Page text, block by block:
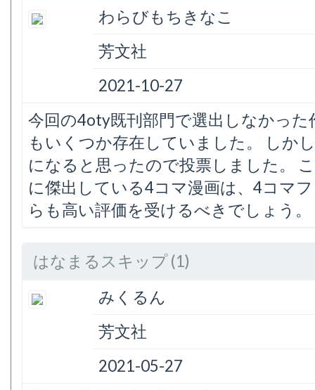
わらびもちきなこ
芳文社
2021-10-27
今回の4oty既刊部門で選出しなかっ
もいくつか存在していました。 しか
になると思ったので投票しました。
に傑出している4コマ漫画は、4コマ
らも高い評価を受けるべきでしょう。
はなまるスキップ (1)
みくるん
芳文社
2021-05-27